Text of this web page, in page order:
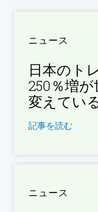
ニュース
日本のト
250％増
変えてい
記事を読む
ニュース